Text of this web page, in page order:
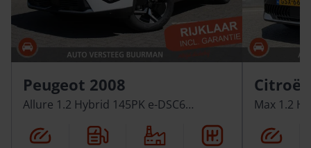
Peugeot 2008
Allure 1.2 Hybrid 145PK e-DSC6
Max 1.2